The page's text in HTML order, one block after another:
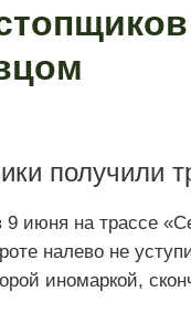
получили
9 июня на трассе
налево не
иномаркой,